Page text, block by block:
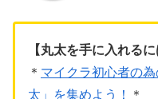
【丸太を手に入れるに
＊ マイクラ初心者の
太」を集めよう！
＊